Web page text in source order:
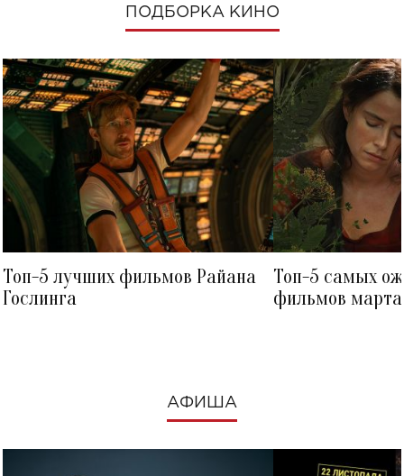
ПОДБОРКА КИНО
Топ-5 лучших фильмов Райана
Гослинга
Топ-5 самых
фильмов
АФИША